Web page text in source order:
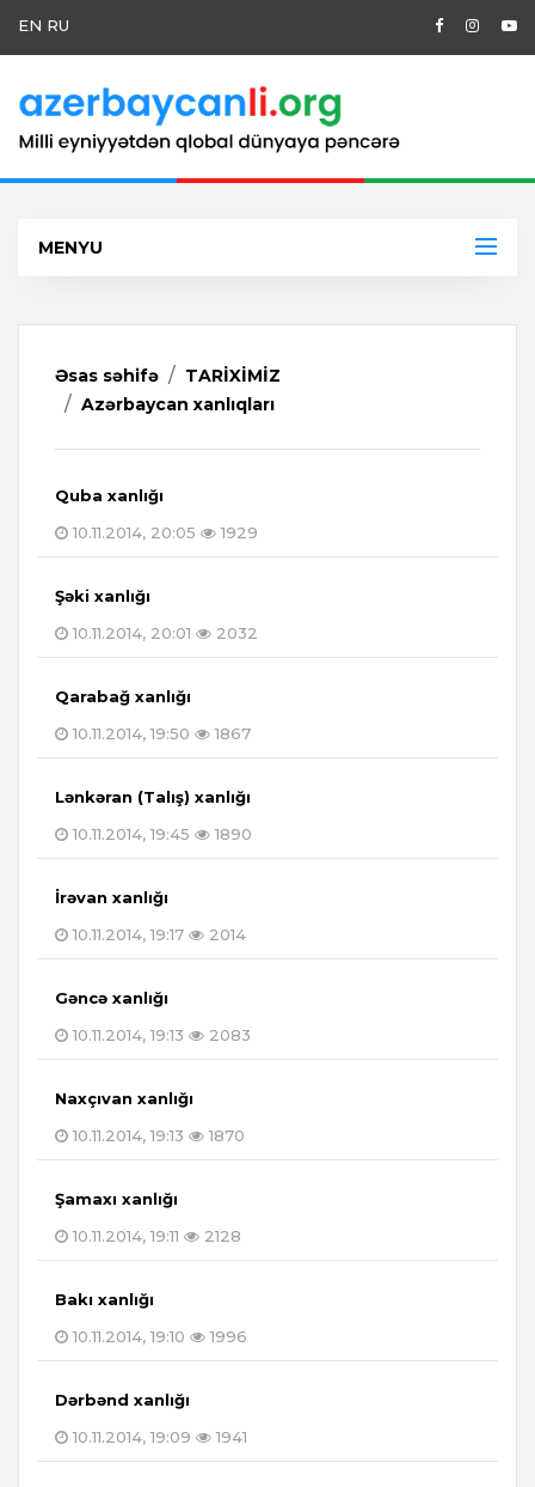
EN RU
MENYU
Əsas səhifə
TARİXİMİZ
Azərbaycan xanlıqları
Quba xanlığı
10.11.2014, 20:05
1929
Şəki xanlığı
10.11.2014, 20:01
2032
Qarabağ xanlığı
10.11.2014, 19:50
1867
Lənkəran (Talış) xanlığı
10.11.2014, 19:45
1890
İrəvan xanlığı
10.11.2014, 19:17
2014
Gəncə xanlığı
10.11.2014, 19:13
2083
Naxçıvan xanlığı
10.11.2014, 19:13
1870
Şamaxı xanlığı
10.11.2014, 19:11
2128
Bakı xanlığı
10.11.2014, 19:10
1996
Dərbənd xanlığı
10.11.2014, 19:09
1941